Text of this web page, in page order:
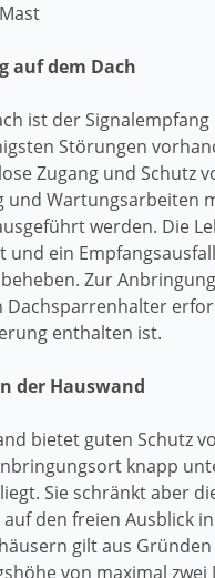
auf dem Dach
ist der
Störungen
Zugang und Schutz
und Wartungsarbeiten
werden. Die
und ein
Zur
Dachsparrenhalter
enthalten ist.
der Hauswand
bietet guten Schutz
knapp
Sie schränkt aber
den freien Ausblick
gilt aus
von maximal